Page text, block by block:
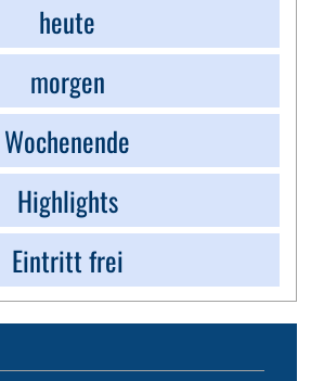
heute
morgen
Wochenende
Highlights
Eintritt frei